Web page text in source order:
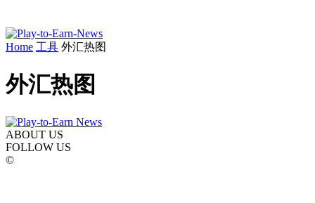
Home 工具 外汇热图
外汇热图
ABOUT US
FOLLOW US
©